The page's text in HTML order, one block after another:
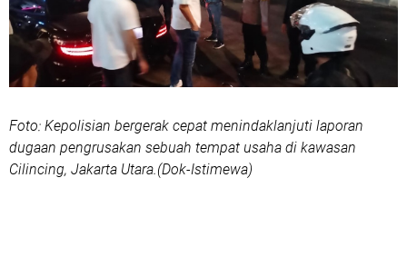
Foto: Kepolisian bergerak cepat menindaklanjuti laporan
dugaan pengrusakan sebuah tempat usaha di kawasan
Cilincing, Jakarta Utara.(Dok-Istimewa)